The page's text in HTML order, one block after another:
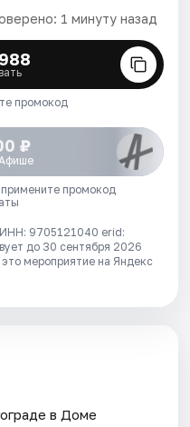
1 минуту назад
промокод
₽
промокод
9705121040 erid:
до 30 сентября 2026
мероприятие на Яндекс
в Доме